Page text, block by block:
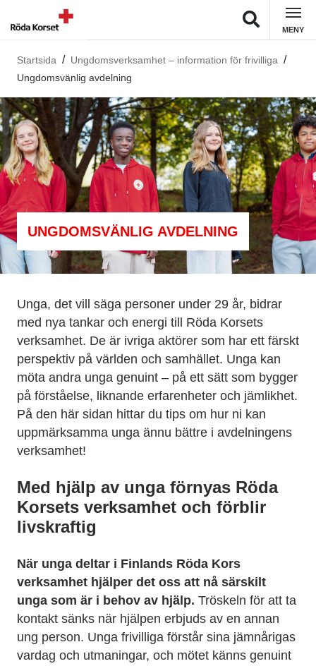
MENY
Startsida
Ungdomsverksamhet – information för frivilliga
Ungdomsvänlig avdelning
UNGDOMSVÄNLIG AVDELNING
Unga, det vill säga personer under 29 år, bidrar
med nya tankar och energi till Röda Korsets
verksamhet. De är ivriga aktörer som har ett färskt
perspektiv på världen och samhället. Unga kan
möta andra unga genuint – på ett sätt som bygger
på förståelse, liknande erfarenheter och jämlikhet.
På den här sidan hittar du tips om hur ni kan
uppmärksamma unga ännu bättre i avdelningens
verksamhet!
Med hjälp av unga förnyas Röda
Korsets verksamhet och förblir
livskraftig
När unga deltar i Finlands Röda Kors
verksamhet hjälper det oss att nå särskilt
unga som är i behov av hjälp. Tröskeln för att ta
kontakt sänks när hjälpen erbjuds av en annan
ung person. Unga frivilliga förstår sina jämnårigas
vardag och utmaningar, och mötet känns genuint